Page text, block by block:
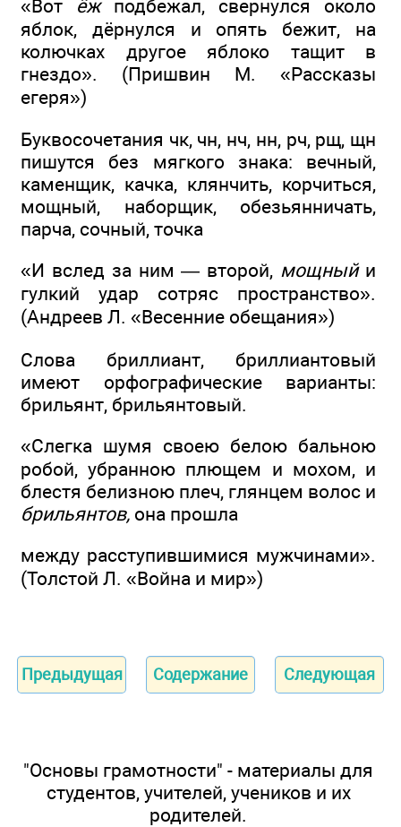
«Вот ёжподбежал, свернулся около
яблок, дёрнулся и опять бежит, на
колючках другое яблоко тащит в
гнездо». (Пришвин М. «Рассказы
егеря»)
Буквосочетания чк, чн, нч, нн, рч, рщ, щн
пишутся без мягкого знака: вечный,
каменщик, качка, клянчить, корчиться,
мощный, наборщик, обезьянничать,
парча, сочный, точка
«И вслед за ним — второй, мощныйи
гулкий удар сотряс пространство».
(Андреев Л. «Весенние обещания»)
Слова бриллиант, бриллиантовый
имеют орфографические варианты:
брильянт, брильянтовый.
«Слегка шумя своею белою бальною
робой, убранною плющем и мохом, и
блестя белизною плеч, глянцем волос и
брильянтов, она прошла
между расступившимися мужчинами».
(Толстой Л. «Война и мир»)
Предыдущая Содержание Следующая
"Основы грамотности" - материалы для
студентов, учителей, учеников и их
родителей.